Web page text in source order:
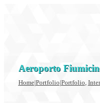
Aeroporto
Home|Portfolio|Portfolio